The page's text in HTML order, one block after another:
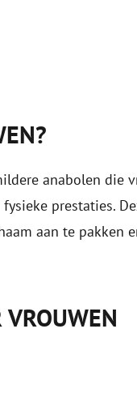
anabolen die
prestaties.
aan te pakken